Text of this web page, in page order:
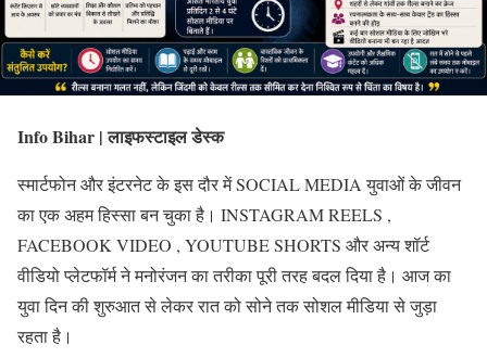
Info Bihar | लाइफस्टाइल डेस्क
स्मार्टफोन और इंटरनेट के इस दौर में SOCIAL MEDIA युवाओं के जीवन
का एक अहम हिस्सा बन चुका है। INSTAGRAM REELS ,
FACEBOOK VIDEO , YOUTUBE SHORTS और अन्य शॉर्ट
वीडियो प्लेटफॉर्म ने मनोरंजन का तरीका पूरी तरह बदल दिया है। आज का
युवा दिन की शुरुआत से लेकर रात को सोने तक सोशल मीडिया से जुड़ा
रहता है।